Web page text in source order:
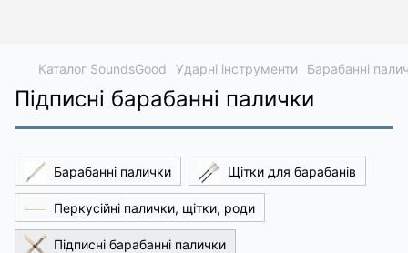
Каталог SoundsGood Ударні інструменти Барабанні
Підписні барабанні палички
Барабанні палички Щітки для барабанів
Перкусійні палички, щітки, роди
Підписні барабанні палички